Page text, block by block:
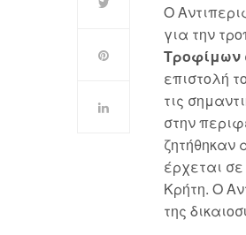
Ο
για την
Τροφίμων
επιστολή
τις
στην
ζητήθηκαν
έρχεται
Κρήτη. Ο
της